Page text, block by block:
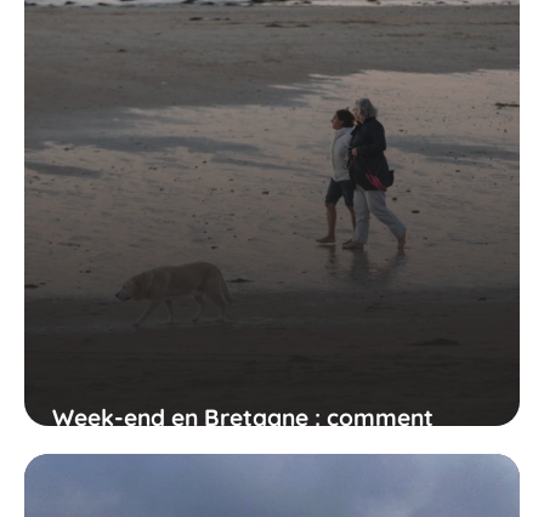
Week-end en Bretagne : comment
organiser votre séjour ?